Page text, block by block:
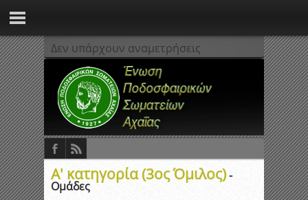
Δεν υπάρχουν αναμετρήσεις
Α' κατηγορία (3ος Όμιλος)-
Ομάδες